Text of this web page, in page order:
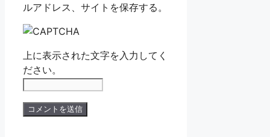
ルアドレス、サイトを保存する。
上に表示された文字を入力してく
ださい。